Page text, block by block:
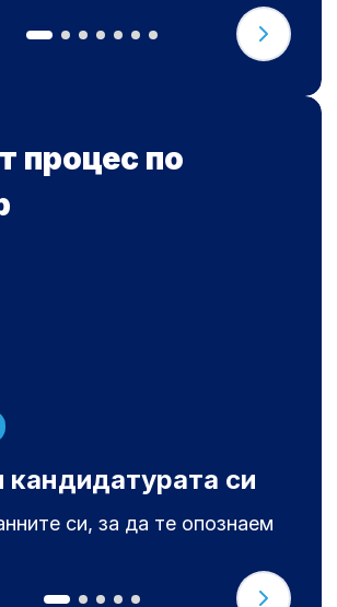
процес по
кандидатурата си
си, за да те опознаем